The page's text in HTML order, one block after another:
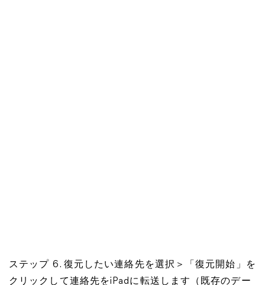
ステップ 6. 復元したい連絡先を選択＞「復元開始」を
クリックして連絡先をiPadに転送します（既存のデー